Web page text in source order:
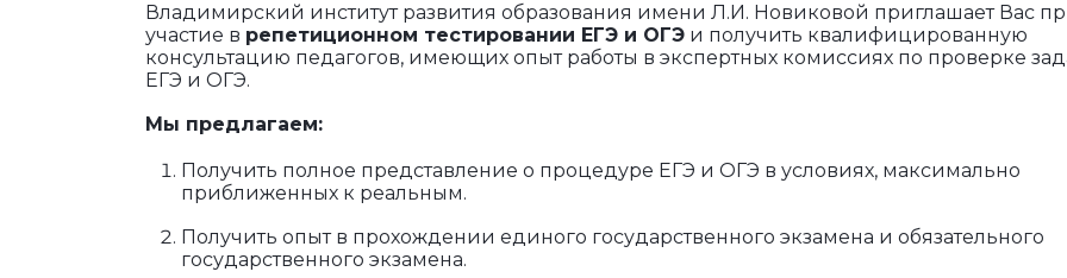
Владимирский институт развития образования имени Л.И. Новиковой приглашает Вас
участие в репетиционном тестировании ЕГЭ и ОГЭ и получить квалифицированную
консультацию педагогов, имеющих опыт работы в экспертных комиссиях по проверке
ЕГЭ и ОГЭ.
Мы предлагаем:
Получить полное представление о процедуре ЕГЭ и ОГЭ в условиях, максимально
приближенных к реальным.
Получить опыт в прохождении единого государственного экзамена и обязательного
государственного экзамена.